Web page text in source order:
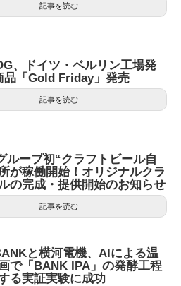
記事を読む
、ドイツ・ベルリン工場発
品「Gold Friday」発売
記事を読む
ループ初“クラフトビール自
が稼働開始！オリジナルクラ
の完成・提供開始のお知らせ
記事を読む
と横河電機、AIによる温
で「BANK IPA」の発酵工程
る実証実験に成功